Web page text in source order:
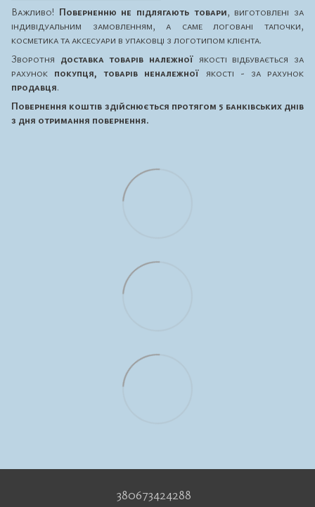
Важливо! Поверненню не підлягають товари, виготовлені за
індивідуальним замовленням, а саме логовані тапочки,
косметика та аксесуари в упаковці з логотипом клієнта.
Зворотня доставка товарів належної якості відбувається за
рахунок покупця, товарів неналежної якості - за рахунок
продавця.
Повернення коштів здійснюється протягом 5 банківських днів
з дня отримання повернення.
380673424288